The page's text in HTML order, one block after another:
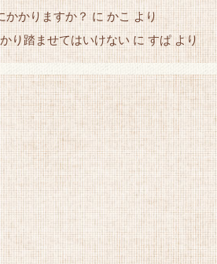
かかりますか？ に かこ より
り踏ませてはいけない に すぱ より